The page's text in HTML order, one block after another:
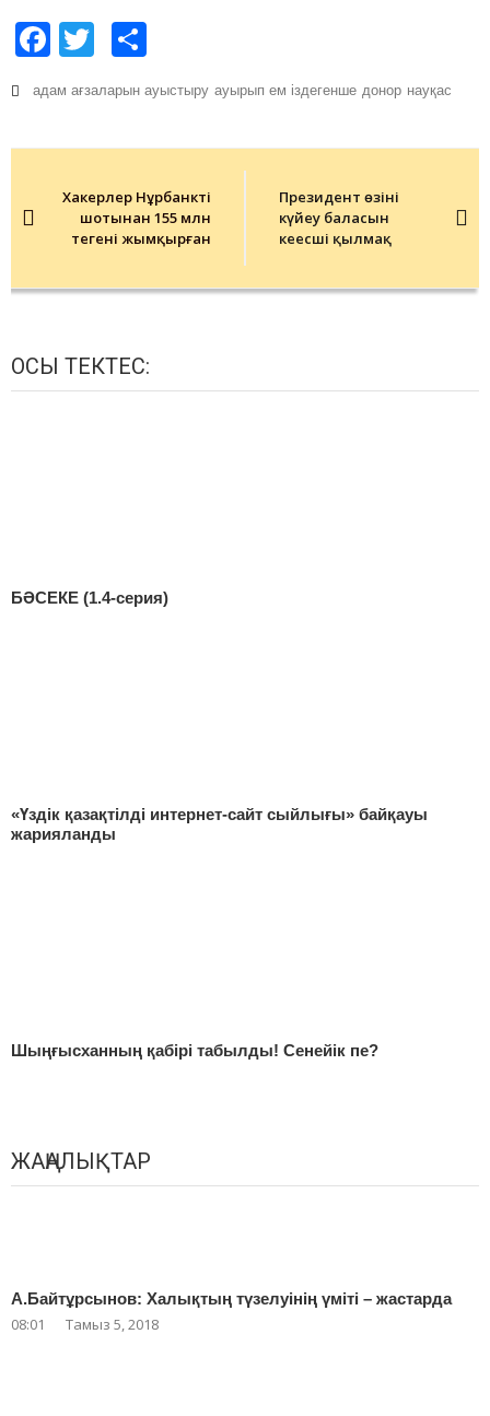
Facebook
Twitter
адам ағзаларын ауыстыру ауырып ем іздегенше донор науқас
navigation
Хакерлер Нұрбанктің
шотынан 155 млн
теңгені жымқырған
Президент өзінің
күйеу баласын
кеңесші қылмақ
ОСЫ ТЕКТЕС:
БӘСЕКЕ (1.4-серия)
«Үздік қазақтілді интернет-сайт сыйлығы» байқауы
жарияланды
Шыңғысханның қабірі табылды! Сенейік пе?
ЖАҢАЛЫҚТАР
А.Байтұрсынов: Халықтың түзелуінің үміті – жастарда
08:01 Тамыз 5, 2018